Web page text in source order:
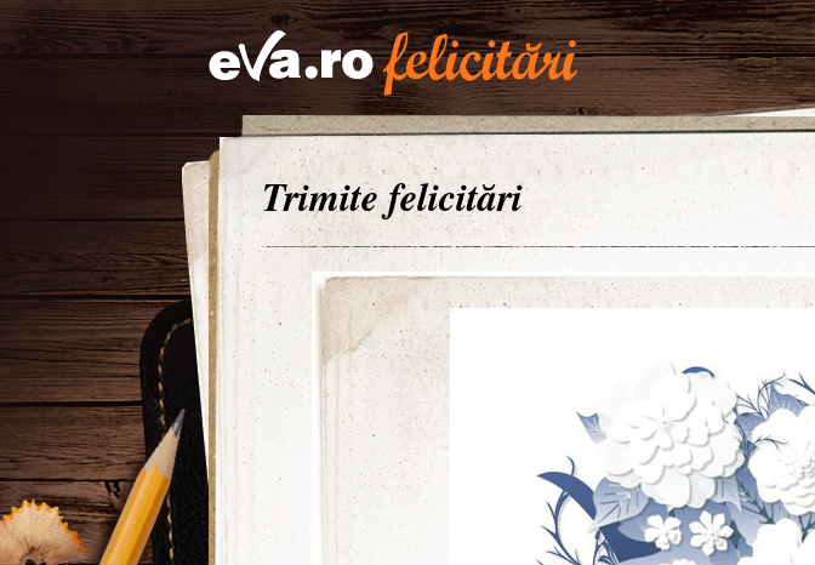
Trimite felicitări